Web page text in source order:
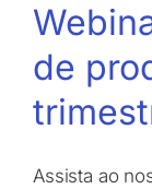
de
Assista ao